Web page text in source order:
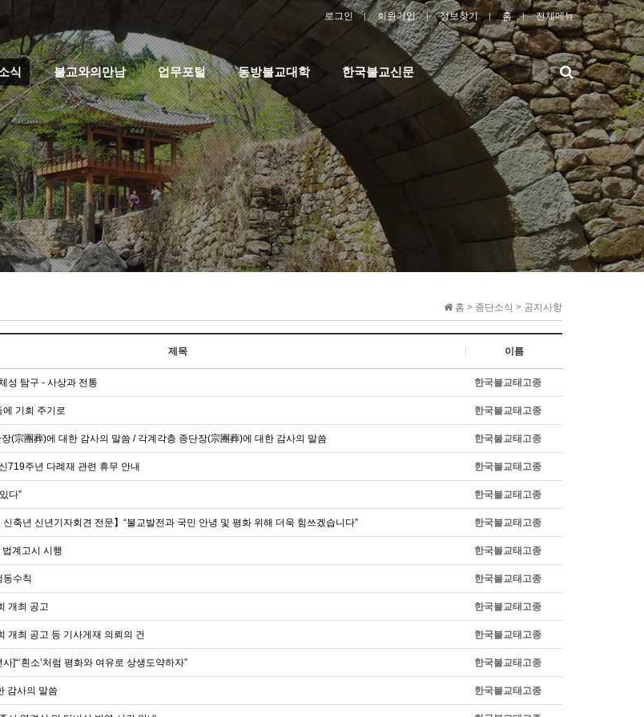
로그인 회원가입 정보찾기 홈 전체메뉴
식 불교와의만남 업무포털 동방불교대학 한국불교신문
검
색
홈 > 종단소식 > 공지사항
제목 이름
성 탐구 - 사상과 전통 한국불교태고종
에 기회 주기로 한국불교태고종
(宗團葬)에 대한 감사의 말씀 / 각계각층 종단장(宗團葬)에 대한 감사의 말씀 한국불교태고종
719주년 다례재 관련 휴무 안내 한국불교태고종
다” 한국불교태고종
신축년 신년기자회견 전문】“불교발전과 국민 안녕 및 평화 위해 더욱 힘쓰겠습니다” 한국불교태고종
계고시 시행 한국불교태고종
수칙 한국불교태고종
개최 공고 한국불교태고종
개최 공고 등 기사게재 의뢰의 건 한국불교태고종
]“‘흰소’처럼 평화와 여유로 상생도약하자” 한국불교태고종
감사의 말씀 한국불교태고종